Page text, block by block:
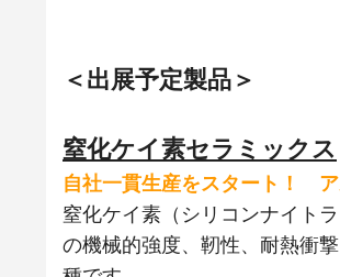
＜出展予定製品＞
窒化ケイ素セラミックス
自社一貫生産をスタート！
窒化ケイ素（シリコンナイト
の機械的強度、靭性、耐熱衝